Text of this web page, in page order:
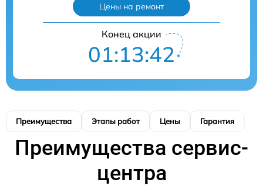
Цены на ремонт
Конец акции
01:13:41
Преимущества Этапы работ Цены Гарантия
Преимущества сервис-
центра